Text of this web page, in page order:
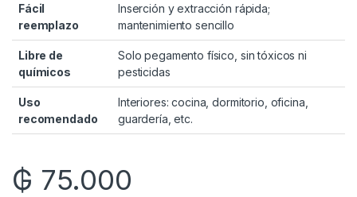
Fácil
reemplazo
Inserción y extracción rápida;
mantenimiento sencillo
Libre de
químicos
Solo pegamento físico, sin tóxicos ni
pesticidas
Uso
recomendado
Interiores: cocina, dormitorio, oficina,
guardería, etc.
₲ 75.000